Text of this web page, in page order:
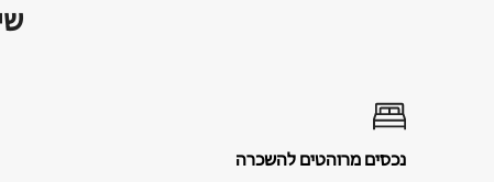
נכסים מרוהטים להשכרה